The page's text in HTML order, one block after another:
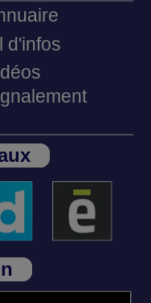
d'infos